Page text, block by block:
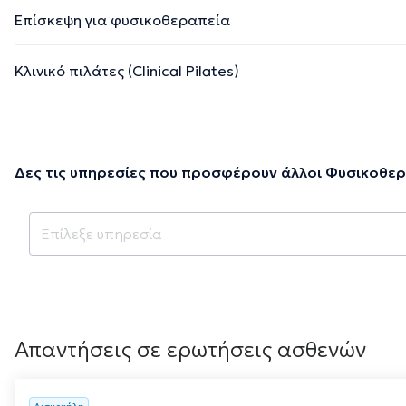
Επίσκεψη για φυσικοθεραπεία
Κλινικό πιλάτες (Clinical Pilates)
Δες τις υπηρεσίες που προσφέρουν άλλοι
Απαντήσεις σε ερωτήσεις ασθενών